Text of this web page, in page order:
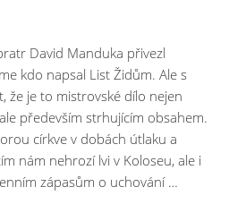
David Manduka přivezl
kdo napsal List Židům. Ale s
že je to mistrovské dílo nejen
především strhujícím obsahem.
církve v dobách útlaku a
nám nehrozí lvi v Koloseu, ale i
zápasům o uchování …